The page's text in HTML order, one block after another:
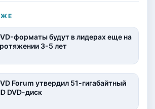
форматы будут в лидерах еще на
3-5 лет
Forum утвердил 51-гигабайтный
DVD-диск